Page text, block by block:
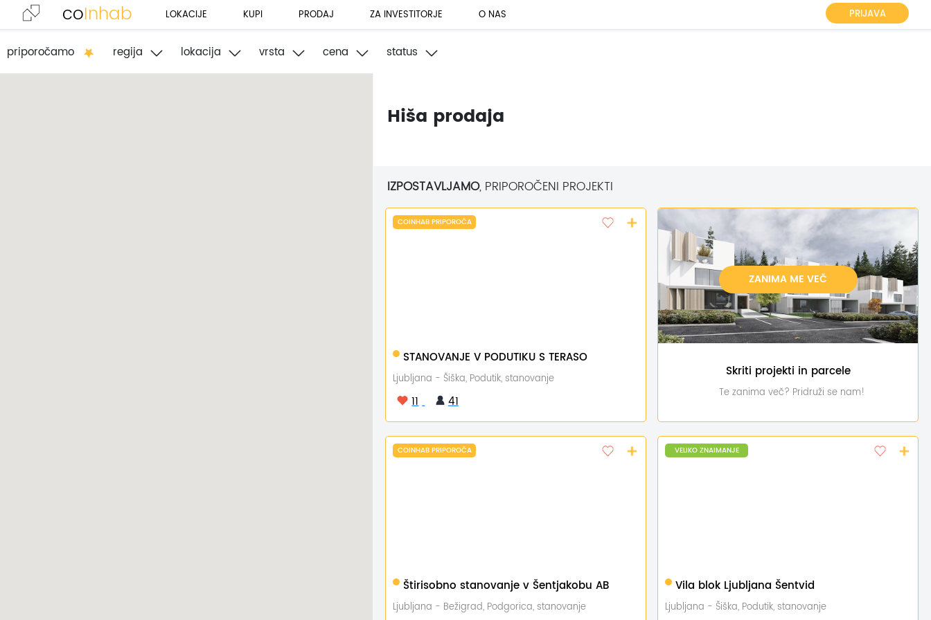
coInhab LOKACIJE KUPI PRODAJ ZA INVESTITORJE O NAS PRIJAVA
priporočamo regija lokacija vrsta cena status
Hiša prodaja
IZPOSTAVLJAMO, PRIPOROČENI PROJEKTI
STANOVANJE V PODUTIKU S TERASO
Ljubljana - Šiška, Podutik, stanovanje
11 41
COINHAB PRIPOROČA
ZANIMA ME VEČ
Skriti projekti in parcele
Te zanima več? Pridruži se nam!
Štirisobno stanovanje v Šentjakobu AB
Ljubljana - Bežigrad, Podgorica, stanovanje
COINHAB PRIPOROČA
Vila blok Ljubljana Šentvid
Ljubljana - Šiška, Podutik, stanovanje
VELIKO ZNAIMANJE